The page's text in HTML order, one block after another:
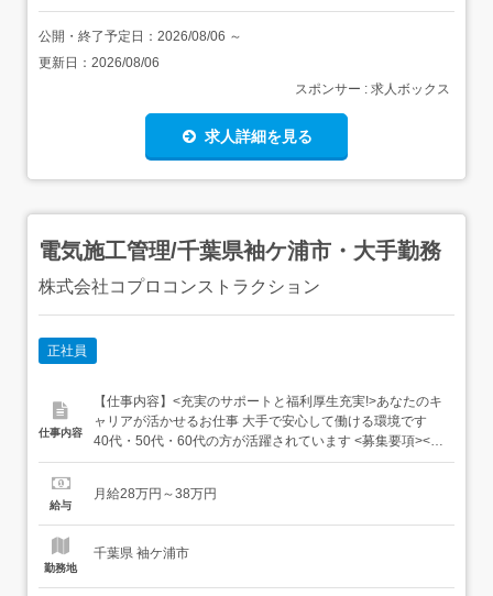
公開・終了予定日： 2026/08/06 ～
更新日： 2026/08/06
スポンサー : 求人ボックス
求人詳細を見る
電気施工管理/千葉県袖ケ浦市・大手勤務
株式会社コプロコンストラクション
正社員
仕事内容
【仕事内容】<充実のサポートと福利厚生充実!>あなたのキ
ャリアが活かせるお仕事 大手で安心して働ける環境です
40代・50代・60代の方が活躍されています <募集要項><職
種> 電気施工管理/千葉県袖ケ浦市・大手勤務 <仕事内容>
模から中小規模まで、プロジェクトにより対応範囲は異な
給与
月給28万円～38万円
勤務地
千葉県 袖ケ浦市